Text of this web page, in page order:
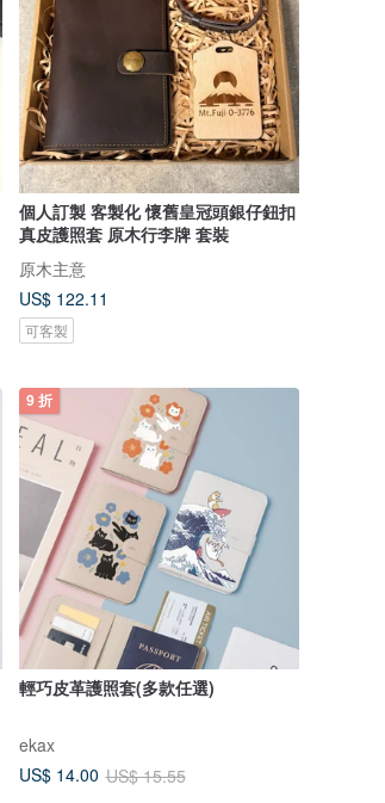
個人訂製 客製化 懷舊皇冠頭銀仔鈕扣
真皮護照套 原木行李牌 套裝
原木主意
US$ 122.11
可客製
9 折
輕巧皮革護照套(多款任選)
ekax
US$ 14.00 US$ 15.55